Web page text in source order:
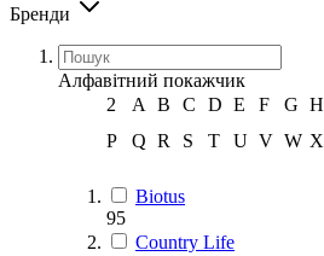
Бренди
Алфавітний покажчик
2
A B C D E F G H
P
Q R S T U V W X
Biotus
95
Country Life